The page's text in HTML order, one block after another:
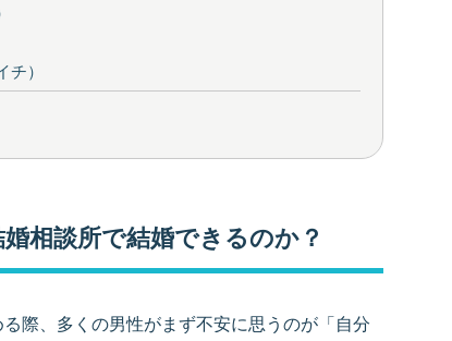
）
相談所で結婚できるのか？
際、多くの男性がまず不安に思うのが「自分